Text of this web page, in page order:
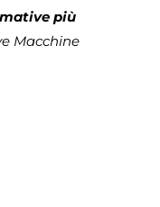
più
Macchine